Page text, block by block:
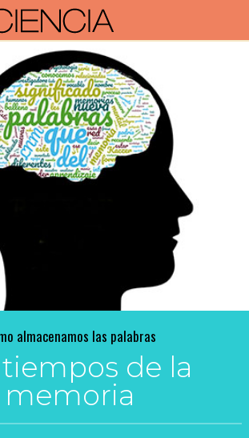
almacenamos las palabras
tiempos de la
memoria